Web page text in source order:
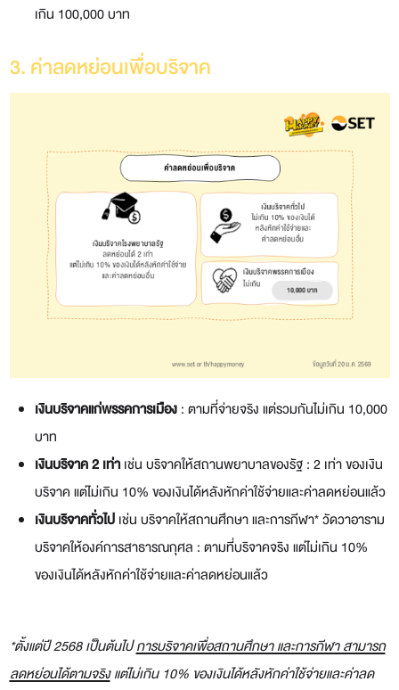
เกิน 100,000 บาท
3. ค่าลดหย่อนเพื่อบริจาค
เงินบริจาคแก่พรรคการเมือง: ตามที่จ่ายจริง แต่รวมกันไม่เกิน 10,000
บาท
เงินบริจาค 2 เท่าเช่น บริจาคให้สถานพยาบาลของรัฐ : 2 เท่า ของเงิน
บริจาค แต่ไม่เกิน 10% ของเงินได้หลังหักค่าใช้จ่ายและค่าลดหย่อนแล้ว
เงินบริจาคทั่วไปเช่น บริจาคให้สถานศึกษา และการกีฬา* วัดวาอาราม
บริจาคให้องค์การสาธารณกุศล : ตามที่บริจาคจริง แต่ไม่เกิน 10%
ของเงินได้หลังหักค่าใช้จ่ายและค่าลดหย่อนแล้ว
*ตั้งแต่ปี 2568 เป็นต้นไปการบริจาคเพื่อสถานศึกษา และการกีฬา สามารถ
ลดหย่อนได้ตามจริงแต่ไม่เกิน 10% ของเงินได้หลังหักค่าใช้จ่ายและค่าลด